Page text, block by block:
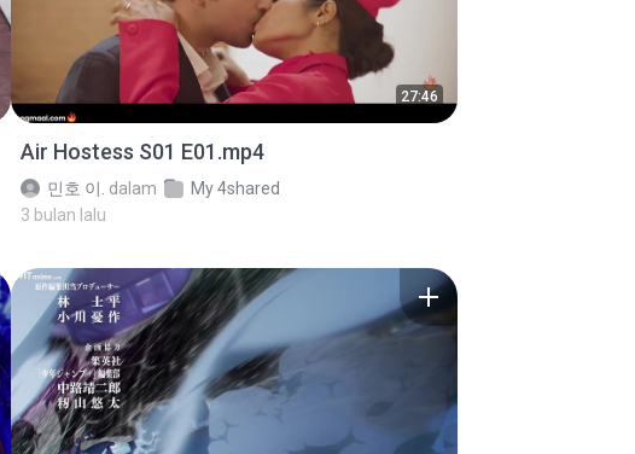
27:46
Air Hostess S01 E01.mp4
민호 이. dalam
My 4shared
3 bulan lalu